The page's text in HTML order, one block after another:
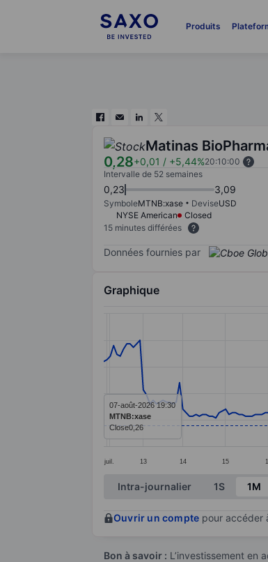
Produits
Matinas
0,28+0,01 / +5,44%20:10:00
Intervalle de 52 semaines
0,23 3,09
SymboleMTNB:xase DeviseUSD
NYSE American
Closed
15 minutes différées
Données fournies par
Graphique
Line chart with 217 data points.
The chart has 1 X axis
The chart has 1 Y axis
juil. 13 14 15
07-août-2026 19:30
MTNB:xase
Close0,26
End of interactive chart.
Intra-journalier 1S 1M
Ouvrir un compte pour accéder
Bon à savoir : L’investissement en